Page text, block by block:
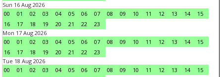
Sun 16 Aug 2026
00
01 02 03 04 05 06 07 08 09 10 11 12 13 14
15
16
17 18 19 20 21 22
23
Mon 17 Aug 2026
00
01 02 03 04 05 06 07 08 09 10 11 12 13 14
15
16
17 18 19 20 21 22
23
Tue 18 Aug 2026
00
01 02 03 04 05 06 07 08 09 10 11 12 13 14
15